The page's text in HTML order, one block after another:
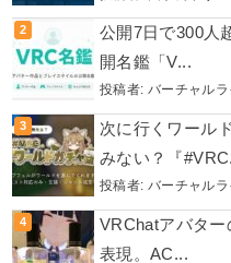
公開7日で300人
開名鑑「V...
投稿者: バーチャル
次に行くワール
みない？『
投稿者: バーチャル
VRChatアバター
表現。AC...